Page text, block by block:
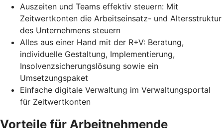
Auszeiten und Teams effektiv steuern: Mit
Zeitwertkonten die Arbeitseinsatz- und Altersstruktur
des Unternehmens steuern
Alles aus einer Hand mit der R+V: Beratung,
individuelle Gestaltung, Implementierung,
Insolvenzsicherungslösung sowie ein
Umsetzungspaket
Einfache digitale Verwaltung im Verwaltungsportal
für Zeitwertkonten
Vorteile für Arbeitnehmende